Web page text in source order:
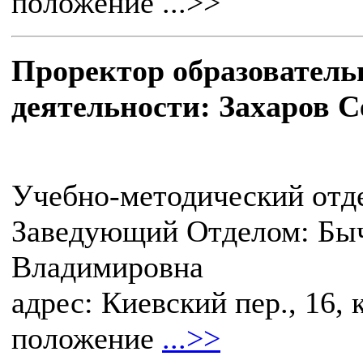
Проректор
деятельности: Захаров
Учебно-методический
Заведующий Отделом:
Владимировна
адрес: Киевский пер., 16,
положение ...>>